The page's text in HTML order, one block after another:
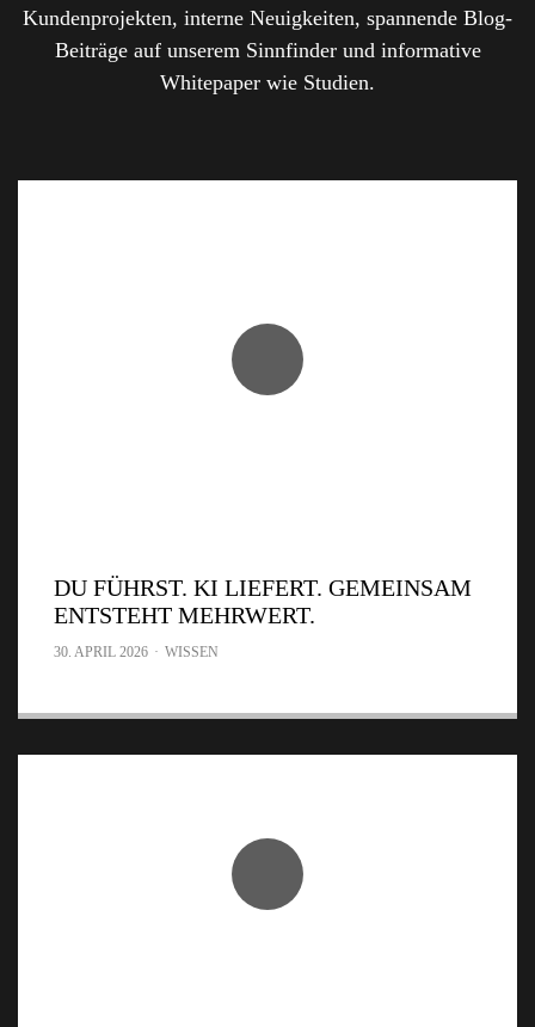
Kundenprojekten, interne Neuigkeiten, spannende Blog-
Beiträge auf unserem Sinnfinder und informative
Whitepaper wie Studien.
DU FÜHRST. KI LIEFERT. GEMEINSAM
ENTSTEHT MEHRWERT.
30. APRIL 2026 · WISSEN